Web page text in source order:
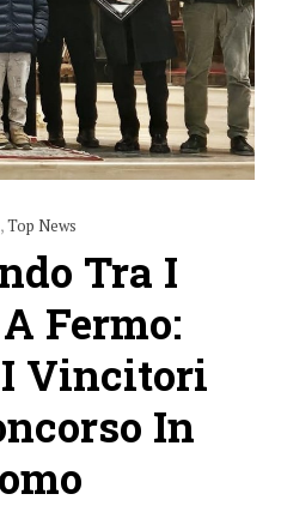
,Top News
Tra I
Fermo:
Vincitori
In